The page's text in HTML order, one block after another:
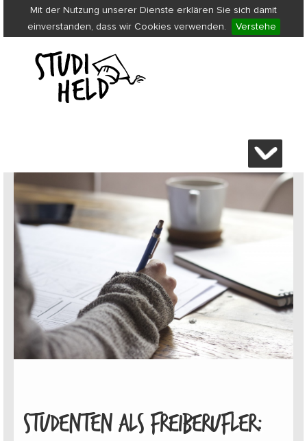
Mit der Nutzung unserer Dienste erklären Sie sich damit
einverstanden, dass wir Cookies verwenden.
Verstehe
STUDENTEN ALS FREIBERUFLER: